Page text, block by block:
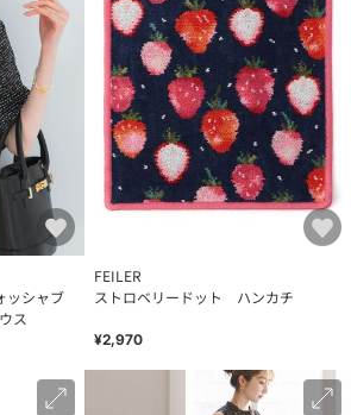
ッシャブ
ス
FEILER
ストロベリードット ハンカチ
¥2,970